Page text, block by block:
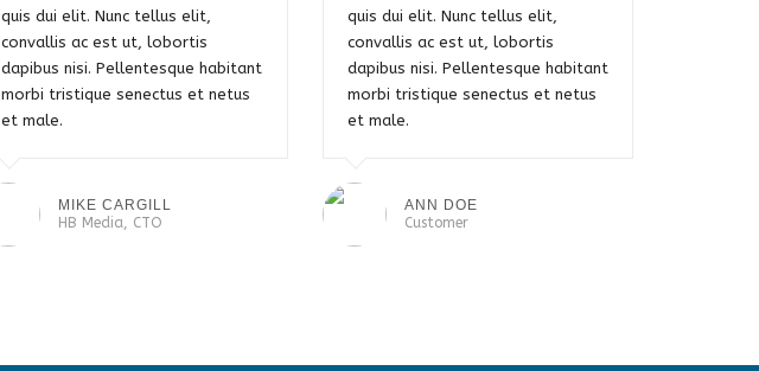
quis dui elit. Nunc tellus elit,
convallis ac est ut, lobortis
dapibus nisi. Pellentesque habitant
morbi tristique senectus et netus
et male.
MIKE CARGILL
HB Media, CTO
quis dui elit. Nunc tellus elit,
convallis ac est ut, lobortis
dapibus nisi. Pellentesque habitant
morbi tristique senectus et netus
et male.
ANN DOE
Customer